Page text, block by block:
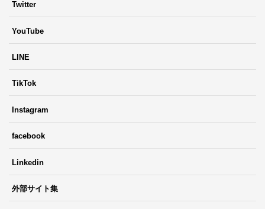
Twitter
YouTube
LINE
TikTok
Instagram
facebook
Linkedin
外部サイト集